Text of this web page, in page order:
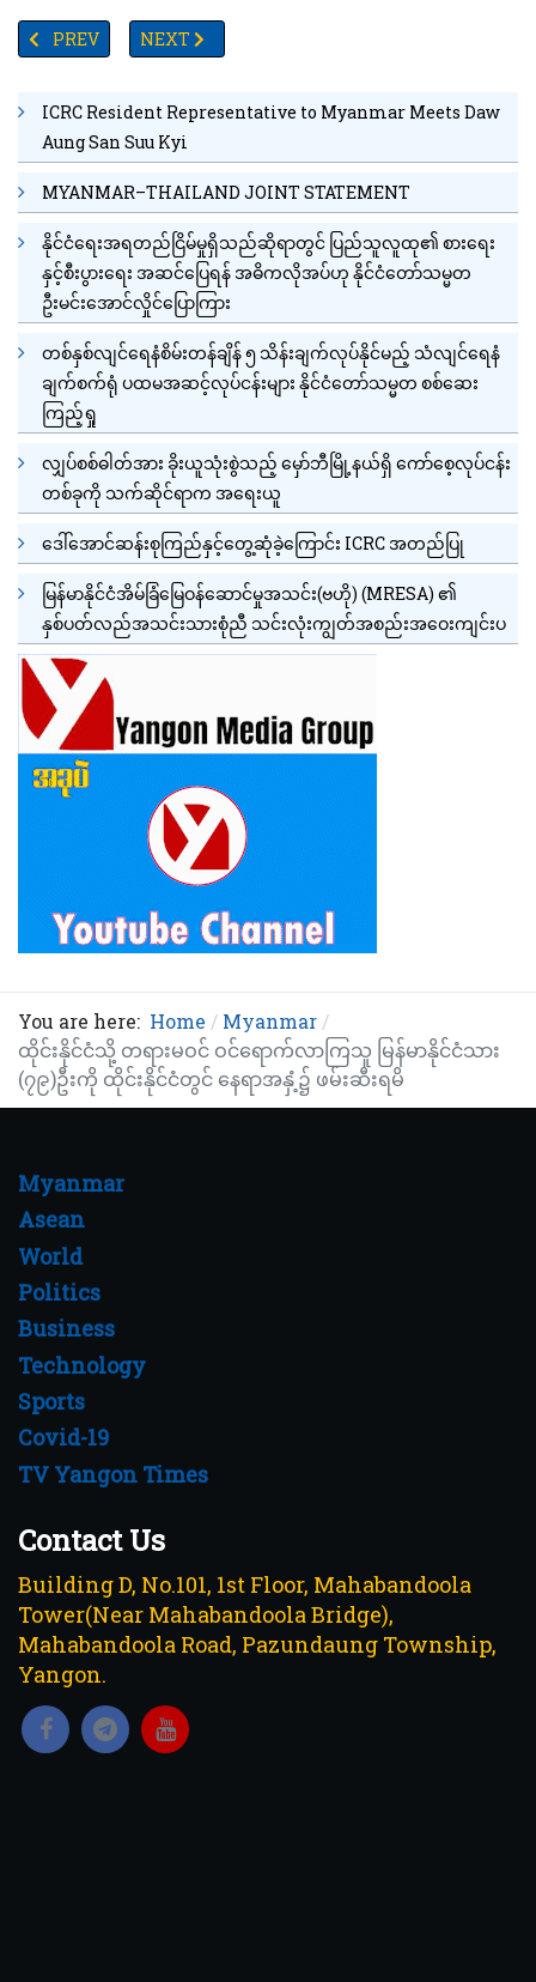
PREVIOUS ARTICLE: လန်ချန်း-မဲခေါင်ပူးပေါင်းဆောင်ရွက်မှု(
PREV NEXT ARTICLE: TV YANGON TIMES ရဲ့ နေ့
NEXT
ICRC Resident Representative to Myanmar Meets Daw
Aung San Suu Kyi
MYANMAR–THAILAND JOINT STATEMENT
နိုင်ငံရေးအရတည်ငြိမ်မှုရှိသည်ဆိုရာတွင် ပြည်သူလူထု၏ စားရေး
နှင့်စီးပွားရေး အဆင်ပြေရန် အဓိကလိုအပ်ဟု နိုင်ငံတော်သမ္မတ
ဦးမင်းအောင်လှိုင်ပြောကြား
တစ်နှစ်လျင်ရေနံစိမ်းတန်ချိန် ၅ သိန်းချက်လုပ်နိုင်မည့် သံလျင်ရေနံ
ချက်စက်ရုံ ပထမအဆင့်လုပ်ငန်းများ နိုင်ငံတော်သမ္မတ စစ်ဆေး
ကြည့်ရှု
လျှပ်စစ်ဓါတ်အား ခိုးယူသုံးစွဲသည့် မှော်ဘီမြို့နယ်ရှိ ကော်စေ့လုပ်ငန်း
တစ်ခုကို သက်ဆိုင်ရာက အရေးယူ
ဒေါ်အောင်ဆန်းစုကြည်နှင့်တွေ့ဆုံခဲ့ကြောင်း ICRC အတည်ပြု
မြန်မာနိုင်ငံအိမ်ခြံမြေဝန်ဆောင်မှုအသင်း(ဗဟို) (MRESA) ၏
နှစ်ပတ်လည်အသင်းသားစုံညီ သင်းလုံးကျွတ်အစည်းအဝေးကျင်းပ
You are here: Home
Myanmar
ထိုင်းနိုင်ငံသို့ တရားမဝင် ဝင်ရောက်လာကြသူ မြန်မာနိုင်ငံသား
(၇၉)ဦးကို ထိုင်းနိုင်ငံတွင် နေရာအနှံ့၌ ဖမ်းဆီးရမိ
Myanmar
Asean
World
Politics
Business
Technology
Sports
Covid-19
TV Yangon Times
Contact Us
Building D, No.101, 1st Floor, Mahabandoola
Tower(Near Mahabandoola Bridge),
Mahabandoola Road, Pazundaung Township,
Yangon.